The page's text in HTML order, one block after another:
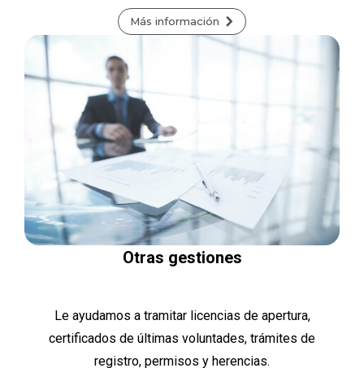
Más información
Otras gestiones
Le ayudamos a tramitar licencias de apertura,
certificados de últimas voluntades, trámites de
registro, permisos y herencias.